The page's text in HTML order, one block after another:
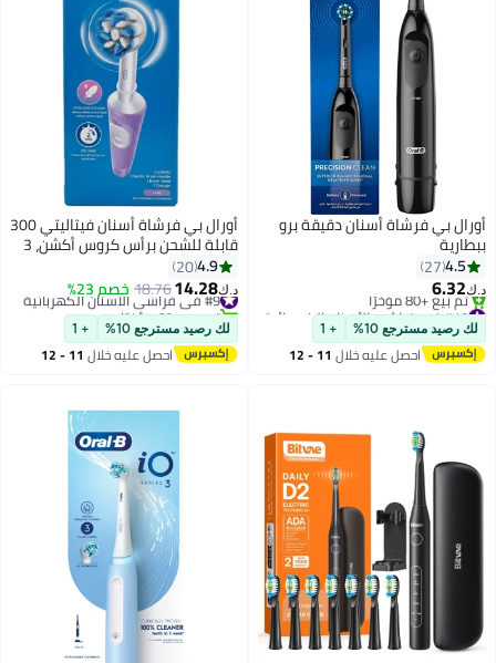
أورال بي فرشاة أسنان دقيقة برو
ببطارية
4.5
27
د.ك‏6.32
#10 في فراشي الأسنان الكهربائية
بتخلّص بسرعة
تم بيع +80 مؤخرًا
#10 في فراشي الأسنان الكهربائية
لك رصيد مسترجع 10% + 1
احصل عليه خلال 11 - 12
أورال بي فرشاة أسنان فيتاليتي 300
قابلة للشحن برأس كروس أكشن، 3
أوضاع تنظيف ومؤقت مدمج
لدقيقتين
4.9
20
د.ك‏14.28
18.76خصم 23% #9 في فراشي الأسنان الكهربائية
تم بيع +60 مؤخرًا
#9 في فراشي الأسنان الكهربائية
لك رصيد مسترجع 10% + 1
احصل عليه خلال 11 - 12